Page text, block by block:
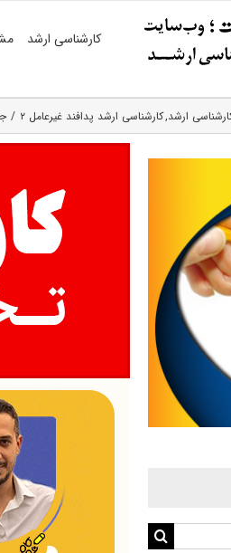
کارشناسی ارشد
ارشد کارشناسی ارشد پدافند غیرعامل ۲